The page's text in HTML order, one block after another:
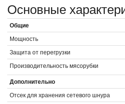
Основные
Общие
Мощность
Защита от перегрузки
Производительность мясорубки
Дополнительно
Отсек для хранения сетевого шнура